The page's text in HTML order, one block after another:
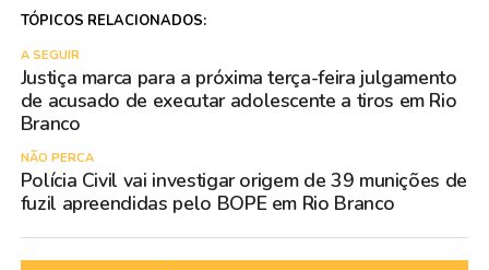
TÓPICOS RELACIONADOS:
A SEGUIR
Justiça marca para a próxima terça-feira julgamento
de acusado de executar adolescente a tiros em Rio
Branco
NÃO PERCA
Polícia Civil vai investigar origem de 39 munições de
fuzil apreendidas pelo BOPE em Rio Branco